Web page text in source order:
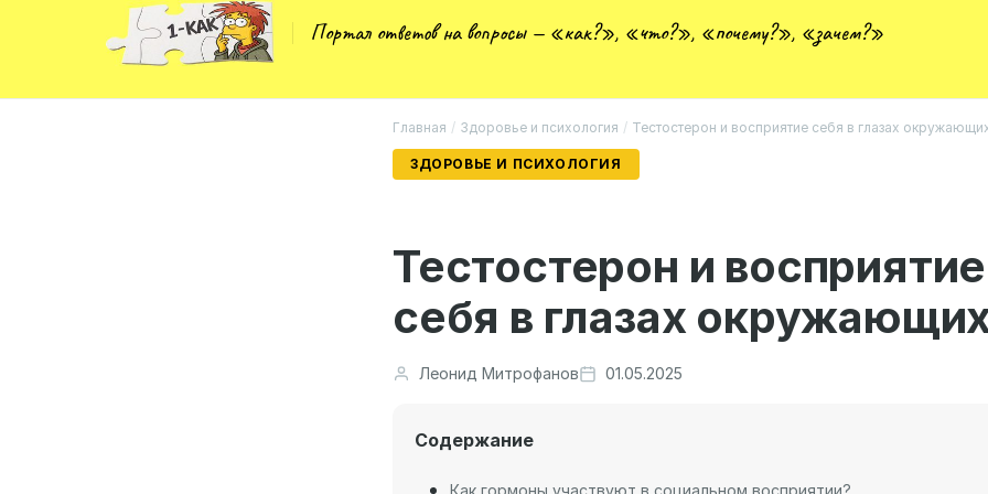
Портал ответов на вопросы — «как?», «что?», «почему?», «зачем?»
Главная / Здоровье и психология / Тестостерон и восприятие себя в глазах
ЗДОРОВЬЕ И ПСИХОЛОГИЯ
Тестостерон и восприятие
себя в глазах
Леонид Митрофанов 01.05.2025
Содержание
Как гормоны участвуют в социальном восприятии?